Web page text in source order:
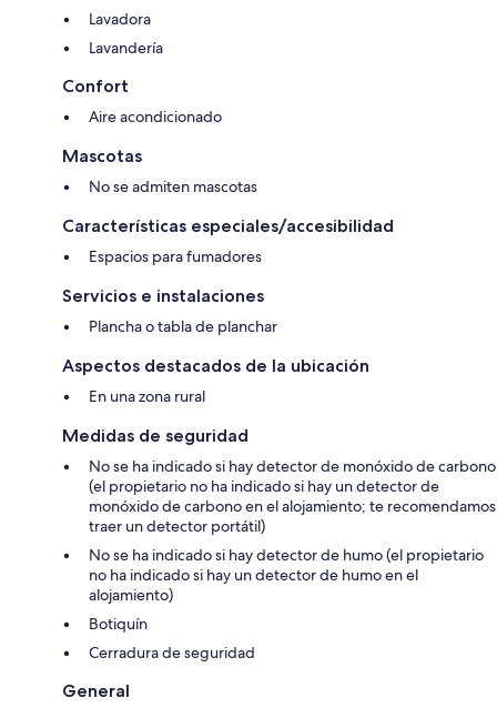
Lavadora
Lavandería
Confort
Aire acondicionado
Mascotas
No se admiten mascotas
Características especiales/accesibilidad
Espacios para fumadores
Servicios e instalaciones
Plancha o tabla de planchar
Aspectos destacados de la ubicación
En una zona rural
Medidas de seguridad
No se ha indicado si hay detector de monóxido de carbono
(el propietario no ha indicado si hay un detector de
monóxido de carbono en el alojamiento; te recomendamos
traer un detector portátil)
No se ha indicado si hay detector de humo (el propietario
no ha indicado si hay un detector de humo en el
alojamiento)
Botiquín
Cerradura de seguridad
General